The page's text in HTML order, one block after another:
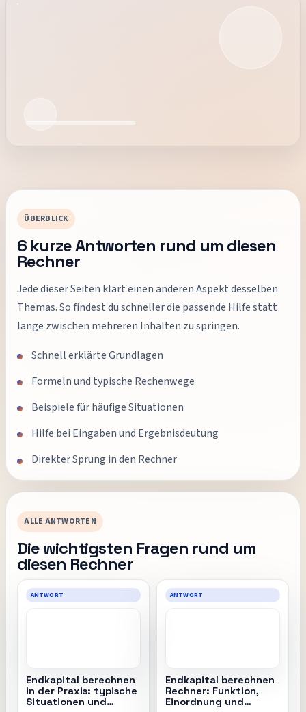
ÜBERBLICK
6 kurze Antworten rund um diesen
Rechner
Jede dieser Seiten klärt einen anderen Aspekt desselben
Themas. So findest du schneller die passende Hilfe statt
lange zwischen mehreren Inhalten zu springen.
Schnell erklärte Grundlagen
Formeln und typische Rechenwege
Beispiele für häufige Situationen
Hilfe bei Eingaben und Ergebnisdeutung
Direkter Sprung in den Rechner
ALLE ANTWORTEN
Die wichtigsten Fragen rund um
diesen Rechner
ANTWORT
Endkapital berechnen
in der Praxis: typische
Situationen und
ANTWORT
Endkapital berechnen
Rechner: Funktion,
Einordnung und